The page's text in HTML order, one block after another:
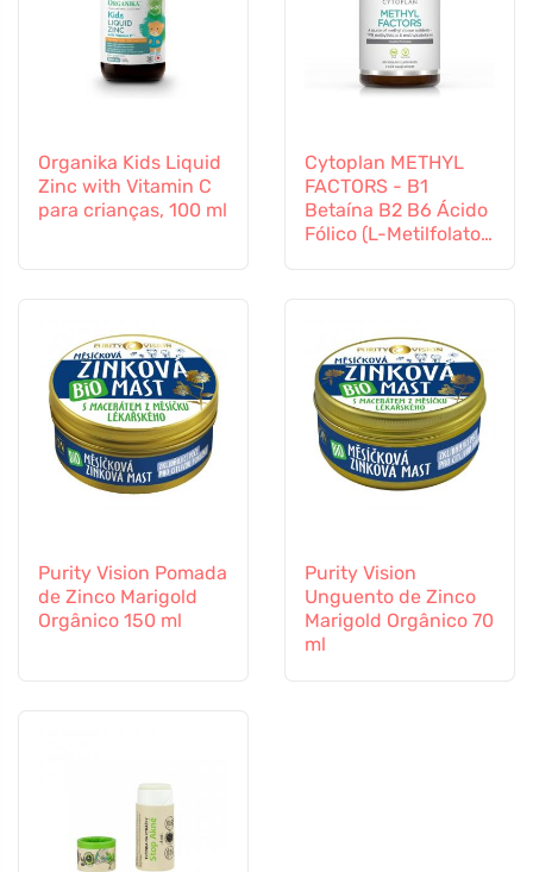
Organika Kids Liquid
Zinc with Vitamin C
para crianças, 100 ml
Cytoplan METHYL
FACTORS - B1
Betaína B2 B6 Ácido
Fólico (L-Metilfolato)
Purity Vision Pomada
de Zinco Marigold
Orgânico 150 ml
Purity Vision
Unguento de Zinco
Marigold Orgânico 70
ml